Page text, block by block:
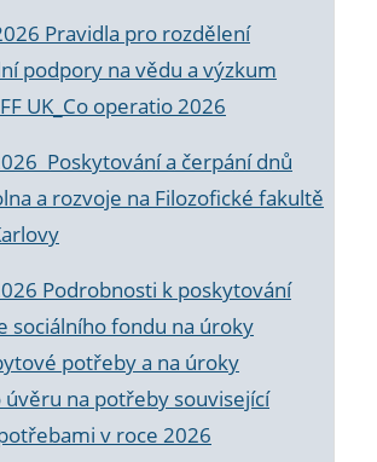
Pravidla pro rozdělení
podpory na vědu a výzkum
UK_Co operatio 2026
Poskytování a čerpání dnů
a rozvoje na Filozofické fakultě
Podrobnosti k poskytování
sociálního fondu na úroky
potřeby a na úroky
úvěru na potřeby související
v roce 2026